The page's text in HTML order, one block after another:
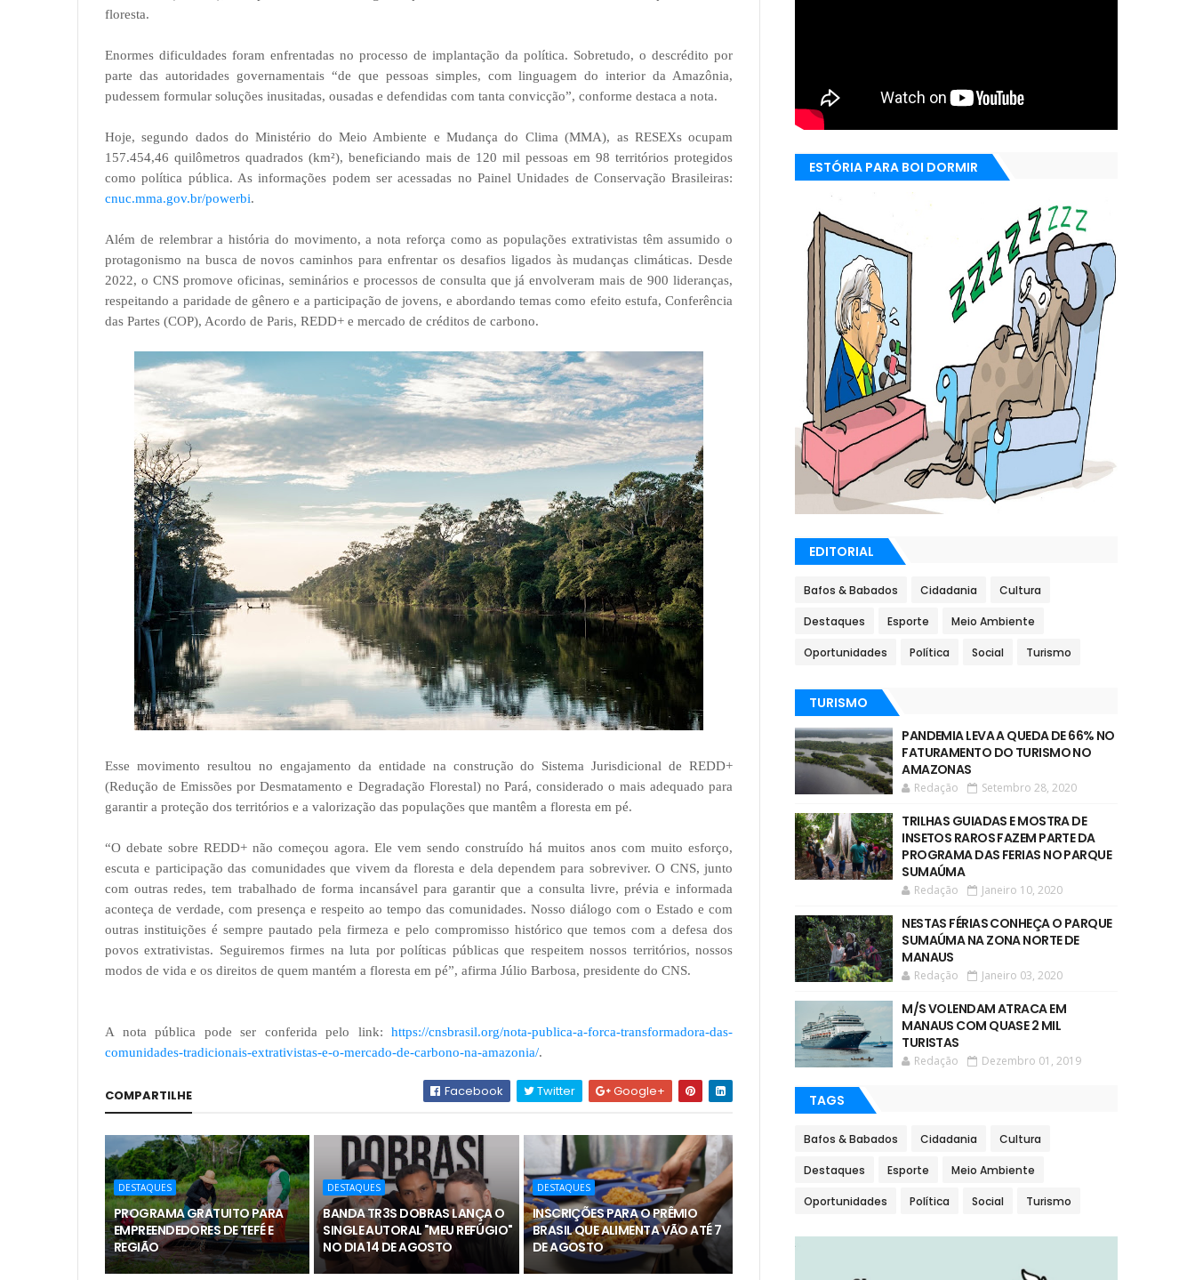
floresta.
Enormes dificuldades foram enfrentadas no processo de implantação da política. Sobretudo, o descrédito por
parte das autoridades governamentais “de que pessoas simples, com linguagem do interior da Amazônia,
pudessem formular soluções inusitadas, ousadas e defendidas com tanta convicção”, conforme destaca a nota.
Hoje, segundo dados do Ministério do Meio Ambiente e Mudança do Clima (MMA), as RESEXs ocupam
157.454,46 quilômetros quadrados (km²), beneficiando mais de 120 mil pessoas em 98 territórios protegidos
como política pública. As informações podem ser acessadas no Painel Unidades de Conservação Brasileiras:
cnuc.mma.gov.br/powerbi.
Além de relembrar a história do movimento, a nota reforça como as populações extrativistas têm assumido o
protagonismo na busca de novos caminhos para enfrentar os desafios ligados às mudanças climáticas. Desde
2022, o CNS promove oficinas, seminários e processos de consulta que já envolveram mais de 900 lideranças,
respeitando a paridade de gênero e a participação de jovens, e abordando temas como efeito estufa, Conferência
das Partes (COP), Acordo de Paris, REDD+ e mercado de créditos de carbono.
Esse movimento resultou no engajamento da entidade na construção do Sistema Jurisdicional de REDD+
(Redução de Emissões por Desmatamento e Degradação Florestal) no Pará, considerado o mais adequado para
garantir a proteção dos territórios e a valorização das populações que mantêm a floresta em pé.
“O debate sobre REDD+ não começou agora. Ele vem sendo construído há muitos anos com muito esforço,
escuta e participação das comunidades que vivem da floresta e dela dependem para sobreviver. O CNS, junto
com outras redes, tem trabalhado de forma incansável para garantir que a consulta livre, prévia e informada
aconteça de verdade, com presença e respeito ao tempo das comunidades. Nosso diálogo com o Estado e com
outras instituições é sempre pautado pela firmeza e pelo compromisso histórico que temos com a defesa dos
povos extrativistas. Seguiremos firmes na luta por políticas públicas que respeitem nossos territórios, nossos
modos de vida e os direitos de quem mantém a floresta em pé”, afirma Júlio Barbosa, presidente do CNS.
A nota pública pode ser conferida pelo link:https://cnsbrasil.org/nota-publica-a-forca-transformadora-das-
comunidades-tradicionais-extrativistas-e-o-mercado-de-carbono-na-amazonia/.
COMPARTILHE Facebook Twitter Google+
DESTAQUES
PROGRAMA GRATUITO PARA
EMPREENDEDORES DE TEFÉ E
REGIÃO
DESTAQUES
BANDA TR3S DOBRAS LANÇA O
SINGLE AUTORAL "MEU REFÚGIO"
NO DIA 14 DE AGOSTO
DESTAQUES
INSCRIÇÕES PARA O PRÊMIO
BRASIL QUE ALIMENTA VÃO ATÉ 7
DE AGOSTO
ESTÓRIA PARA BOI DORMIR
EDITORIAL
Bafos & Babados Cidadania Cultura
Destaques Esporte Meio Ambiente
Oportunidades Política Social Turismo
TURISMO
PANDEMIA LEVA A QUEDA DE 66% NO
FATURAMENTO DO TURISMO NO
AMAZONAS
Redação Setembro 28, 2020
TRILHAS GUIADAS E MOSTRA DE
INSETOS RAROS FAZEM PARTE DA
PROGRAMA DAS FERIAS NO PARQUE
SUMAÚMA
Redação Janeiro 10, 2020
NESTAS FÉRIAS CONHEÇA O PARQUE
SUMAÚMA NA ZONA NORTE DE
MANAUS
Redação Janeiro 03, 2020
M/S VOLENDAM ATRACA EM
MANAUS COM QUASE 2 MIL
TURISTAS
Redação Dezembro 01, 2019
TAGS
Bafos & Babados Cidadania Cultura
Destaques Esporte Meio Ambiente
Oportunidades Política Social Turismo